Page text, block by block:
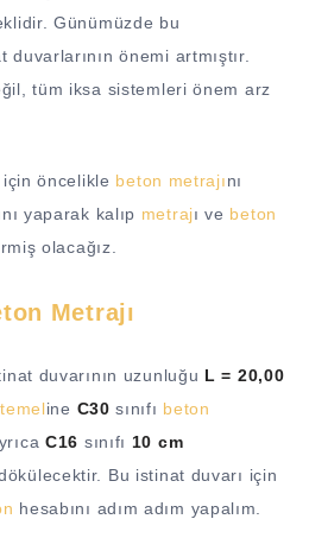
Günümüzde bu
önemi artmıştır.
tüm iksa sistemleri önem arz
öncelikle beton metrajını
yaparak kalıp metrajı ve beton
olacağız.
Metrajı
duvarının uzunluğu L = 20,00
temeline C30 sınıfı beton
C16 sınıfı 10 cm
Bu istinat duvarı için
hesabını adım adım yapalım.